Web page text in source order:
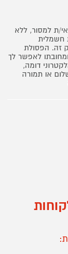
ת למסור, ללא
חשמלית
זה. הפסולת
לאפשר לך
דומה,
או תמורה